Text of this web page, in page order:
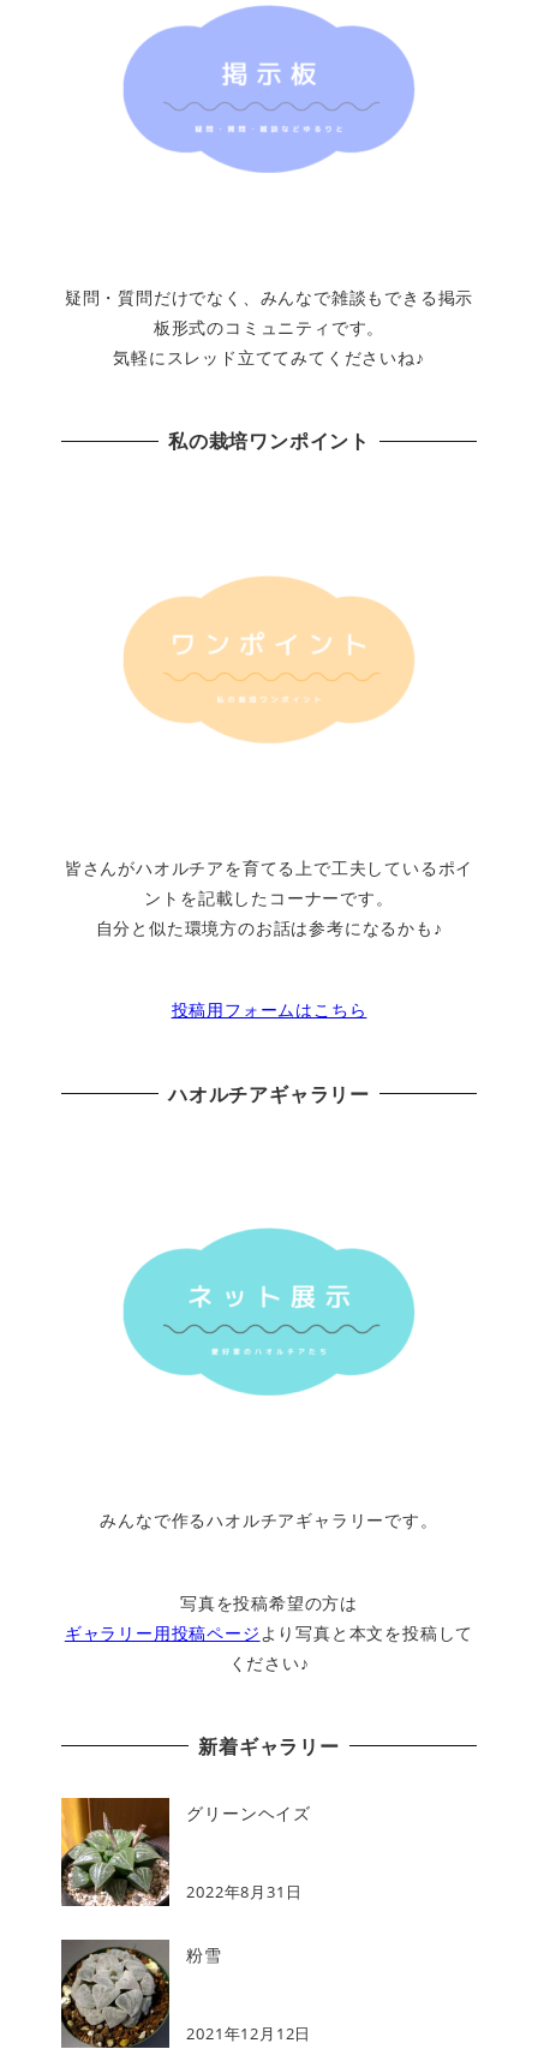
疑問・質問だけでなく、みんなで雑談もできる掲示
板形式のコミュニティです。
気軽にスレッド立ててみてくださいね♪
私の栽培ワンポイント
皆さんがハオルチアを育てる上で工夫しているポイ
ントを記載したコーナーです。
自分と似た環境方のお話は参考になるかも♪
投稿用フォームはこちら
ハオルチアギャラリー
みんなで作るハオルチアギャラリーです。
写真を投稿希望の方は
ギャラリー用投稿ページ より写真と本文を投稿して
ください♪
新着ギャラリー
グリーンヘイズ
2022年8月31日
粉雪
2021年12月12日